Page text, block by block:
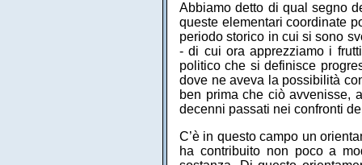
Abbiamo detto di qual segno
queste elementari coordinate
periodo storico in cui si sono
- di cui ora apprezziamo i
politico che si definisce
dove ne aveva la possibilità
ben prima che ciò avvenisse,
decenni passati nei confronti
C’è in questo campo un
ha contribuito non poco a